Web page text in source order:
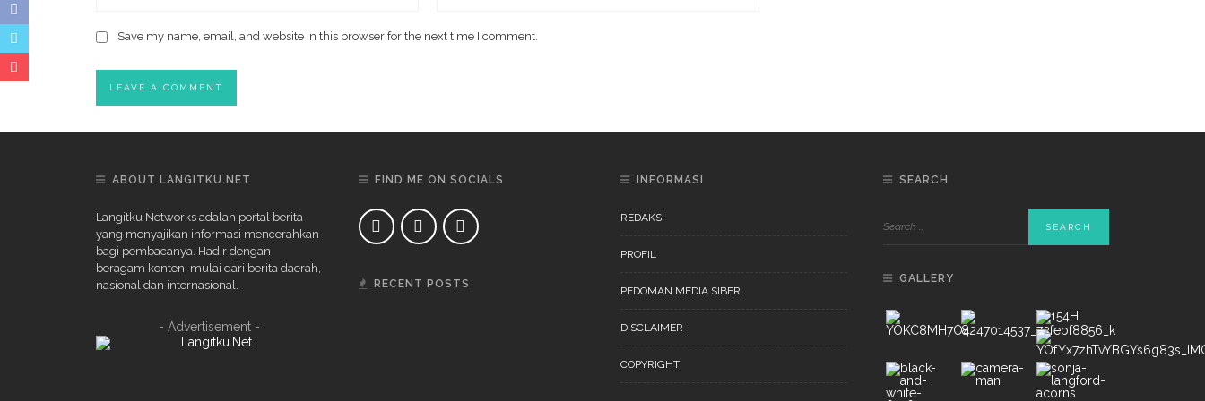
Save my name, email, and website in this browser for the next time I comment.
ABOUT LANGITKU.NET
Langitku Networks adalah portal berita
yang menyajikan informasi mencerahkan
bagi pembacanya. Hadir dengan
beragam konten, mulai dari berita daerah,
nasional dan internasional.
- Advertisement -
FIND ME ON SOCIALS
RECENT POSTS
INFORMASI
REDAKSI
PROFIL
PEDOMAN MEDIA SIBER
DISCLAIMER
COPYRIGHT
SEARCH
GALLERY